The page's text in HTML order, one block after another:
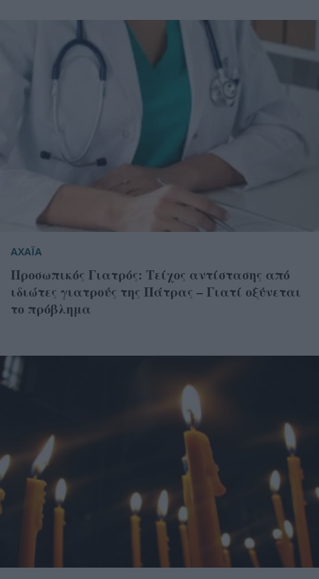
ΑΧΑΪΑ
Προσωπικός Γιατρός: Τείχος αντίστασης από
ιδιώτες γιατρούς της Πάτρας – Γιατί οξύνεται
το πρόβλημα